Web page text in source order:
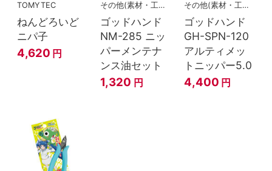
TOMYTEC
ねんどろいど
ニパ子
4,620 円
その他(素材・工具関連)
ゴッドハンド
NM-285 ニッ
パーメンテナ
ンス油セット
1,320 円
その他(素材・工具関連)
ゴッドハンド
GH-SPN-120
アルティメッ
トニッパー5.0
4,400 円